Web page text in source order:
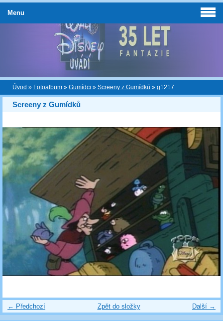
Úvod » Fotoalbum » Gumídci » Screeny z Gumídků » g1217
Screeny z Gumídků
← Předchozí Další →
Zpět do složky
Menu